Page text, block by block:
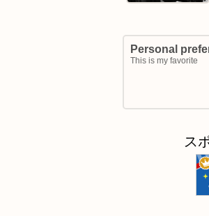
Personal
This is my favorite
ス